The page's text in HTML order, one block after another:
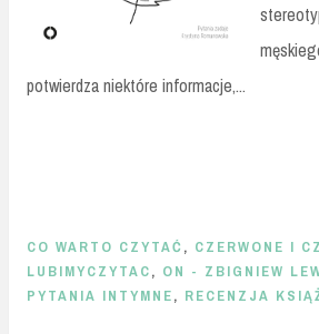
potwierdza niektóre informacje,...
CO WARTO CZYTAĆ , CZERWONE I
LUBIMYCZYTAC, ON - ZBIGNIEW
PYTANIA INTYMNE, RECENZJA